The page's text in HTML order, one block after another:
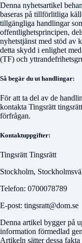
Denna nyhetsartikel
baseras på tillförlitliga
tillgängliga handlingar
offentlighetsprincipen,
nyhetstjänst med stöd av
detta skydd i enlighet
(TF) och
Så begär du ut handlingar:
För att ta del av de
kontakta Tingsrätt tingsrätt
förfrågan.
Kontaktuppgifter:
Tingsrätt Tingsrätt
Stockholm,
Telefon: 0700078789
E-post: tingsratt@dom.se
Denna artikel bygger på
information förmedlad
Artikeln sätter dessa